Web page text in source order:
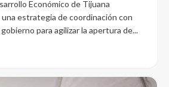
Económico de Tijuana
una estrategia de coordinación con
para agilizar la apertura de...